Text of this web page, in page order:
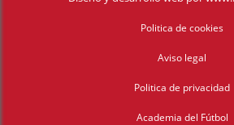
Politica de cookies
Aviso legal
Politica de privacidad
Academia del Fútbol